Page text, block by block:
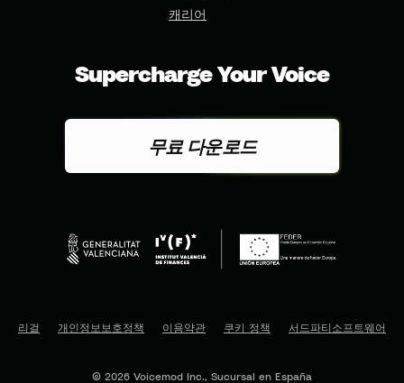
캐리어
Supercharge Your Voice
무료 다운로드
© 2026 Voicemod Inc., Sucursal en España
리걸 개인정보보호정책 이용약관 쿠키 정책 서드파티소프트웨어